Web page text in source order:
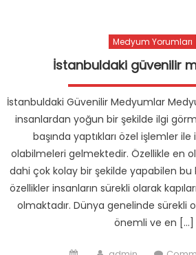
Medyum Yorumları
İstanbuldaki güvenilir
İstanbuldaki Güvenilir Medyumlar
insanlardan yoğun bir şekilde ilgi
başında yaptıkları özel işlemler ile
olabilmeleri gelmektedir. Özellikle en
dahi çok kolay bir şekilde yapabilen bu
özellikler insanların sürekli olarak
olmaktadır. Dünya genelinde sürekli
önemli ve en […]